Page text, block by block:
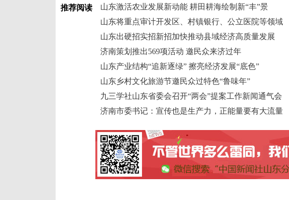
推荐阅读
山东激活农业发展新动能 耕田耕海绘制新“丰”景
山东将重点审计开发区、村镇银行、公立医院等领域
山东出硬招实招新招加快推动县域经济高质量发展
济南策划推出569项活动 邀民众来济过年
山东产业结构“追新逐绿” 擦亮经济发展“底色”
山东乡村文化旅游节邀民众过特色“鲁味年”
九三学社山东省委会召开“两会”提案工作新闻通气会
济南市委书记：宣传也是生产力，正能量要有大流量